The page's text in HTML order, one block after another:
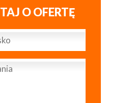
O OFERTĘ